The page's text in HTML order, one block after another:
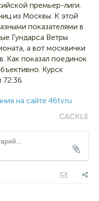
премьер-лиги.
из Москвы. К этой
показателями в
Гундарса Ветры
а вот москвички
Как показал поединок
Курск
на сайте 46tv.ru